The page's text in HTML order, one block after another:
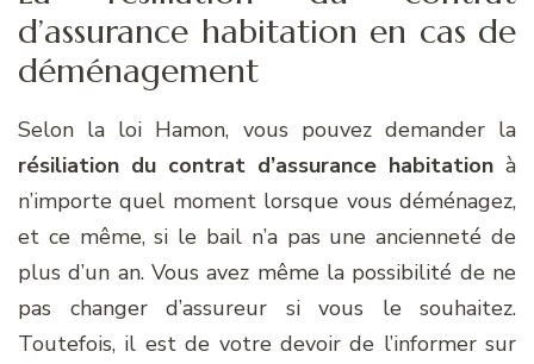
d’assurance habitation en cas de
déménagement
Selon la loi Hamon, vous pouvez demander la
résiliation du contrat d’assurance habitation à
n’importe quel moment lorsque vous déménagez,
et ce même, si le bail n’a pas une ancienneté de
plus d’un an. Vous avez même la possibilité de ne
pas changer d’assureur si vous le souhaitez.
Toutefois, il est de votre devoir de l’informer sur